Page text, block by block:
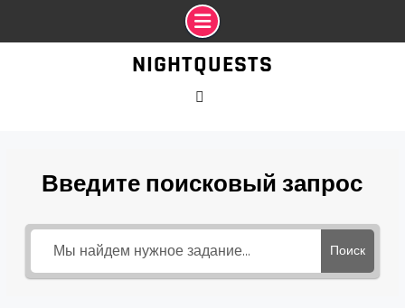
NIGHTQUESTS
Введите поисковый запрос
Поиск